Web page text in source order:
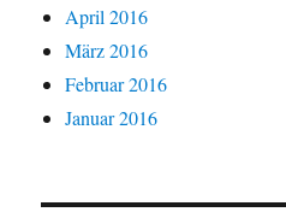
April 2016
März 2016
Februar 2016
Januar 2016